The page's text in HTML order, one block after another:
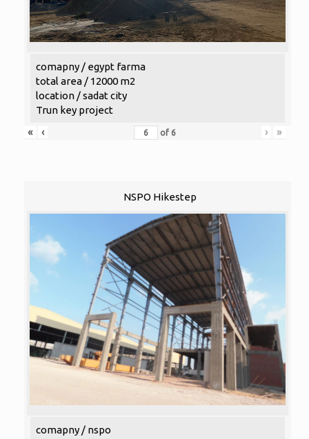
comapny / egypt farma
total area / 12000 m2
location / sadat city
Trun key project
«
‹ of 6 › »
NSPO Hikestep
comapny / nspo